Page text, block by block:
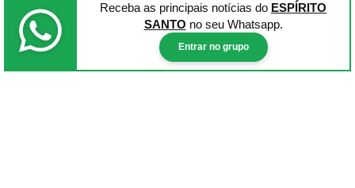
Receba as principais notícias do ESPÍRITO
SANTO no seu Whatsapp.
Entrar no grupo